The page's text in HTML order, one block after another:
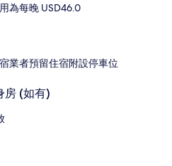
用為每晚 USD46.0
業者預留住宿附設停車位
房 (如有)